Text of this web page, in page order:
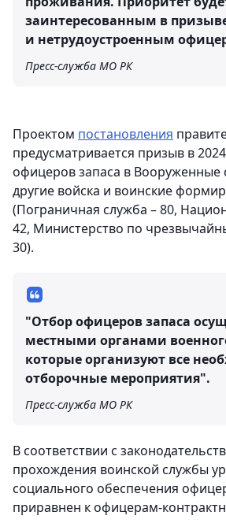
заинтересованным в
и нетрудоустроенным
Пресс-служба МО РК
Проектом постановления
предусматривается призыв в
офицеров запаса в Вооруженные
другие войска и воинские
(Пограничная служба – 80,
42, Министерство по
30).
"Отбор офицеров запаса
местными органами
которые организуют все
отборочные мероприятия".
Пресс-служба МО РК
В соответствии с
прохождения воинской службы
социального обеспечения
приравнен к офицерам-